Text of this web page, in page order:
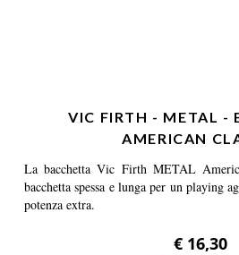
VIC FIRTH - METAL -
AMERICAN
La bacchetta Vic Firth METAL
bacchetta spessa e lunga per un playing
potenza extra.
€ 16,30